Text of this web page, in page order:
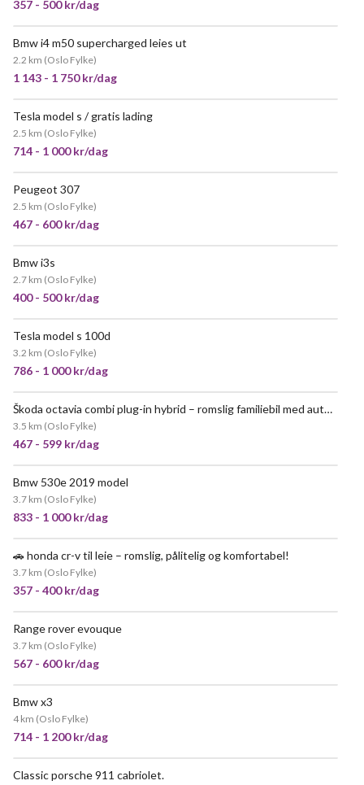
357 - 500 kr/dag
Bmw i4 m50 supercharged leies ut
2.2 km (Oslo Fylke)
1 143 - 1 750 kr/dag
Tesla model s / gratis lading
2.5 km (Oslo Fylke)
714 - 1 000 kr/dag
Peugeot 307
2.5 km (Oslo Fylke)
467 - 600 kr/dag
Bmw i3s
2.7 km (Oslo Fylke)
400 - 500 kr/dag
Tesla model s 100d
3.2 km (Oslo Fylke)
786 - 1 000 kr/dag
Škoda octavia combi plug-in hybrid – romslig familiebil med automatgir
3.5 km (Oslo Fylke)
467 - 599 kr/dag
Bmw 530e 2019 model
3.7 km (Oslo Fylke)
833 - 1 000 kr/dag
VELDIG POPULÆR
🚗 honda cr-v til leie – romslig, pålitelig og komfortabel!
3.7 km (Oslo Fylke)
357 - 400 kr/dag
Range rover evouque
3.7 km (Oslo Fylke)
567 - 600 kr/dag
Bmw x3
4 km (Oslo Fylke)
714 - 1 200 kr/dag
Classic porsche 911 cabriolet.